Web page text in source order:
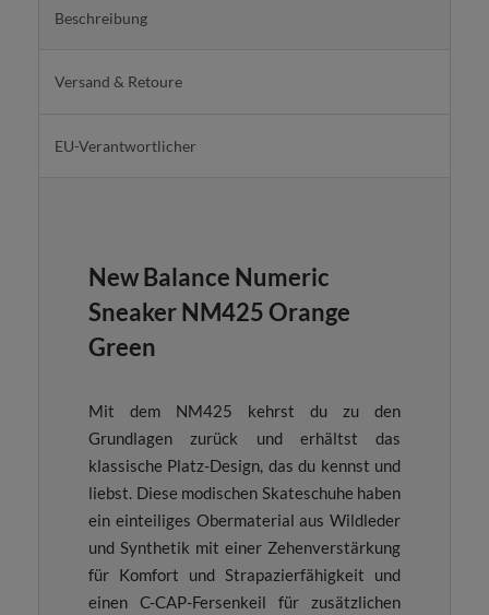
Beschreibung
Versand & Retoure
EU-Verantwortlicher
New Balance Numeric
Sneaker NM425 Orange
Green
Mit dem NM425 kehrst du zu den
Grundlagen zurück und erhältst das
klassische Platz-Design, das du kennst und
liebst. Diese modischen Skateschuhe haben
ein einteiliges Obermaterial aus Wildleder
und Synthetik mit einer Zehenverstärkung
für Komfort und Strapazierfähigkeit und
einen C-CAP-Fersenkeil für zusätzlichen